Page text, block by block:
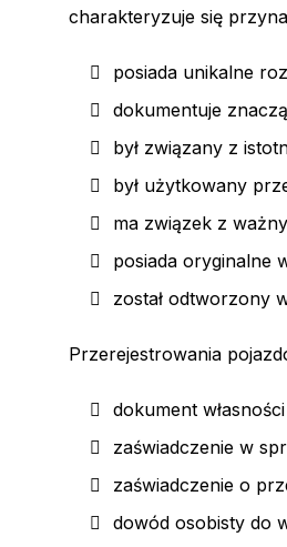
charakteryzuje się
posiada unikalne
dokumentuje
był związany z
był użytkowany
ma związek z
posiada oryginalne
został odtworzony
Przerejestrowania
dokument
zaświadczenie w
zaświadczenie o
dowód osobisty do